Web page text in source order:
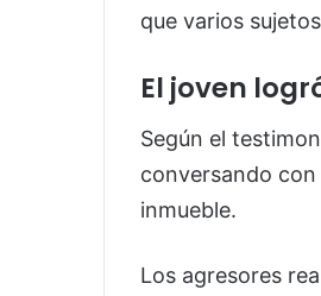
que varios
El joven
Según el
conversando
inmueble.
Los agresores